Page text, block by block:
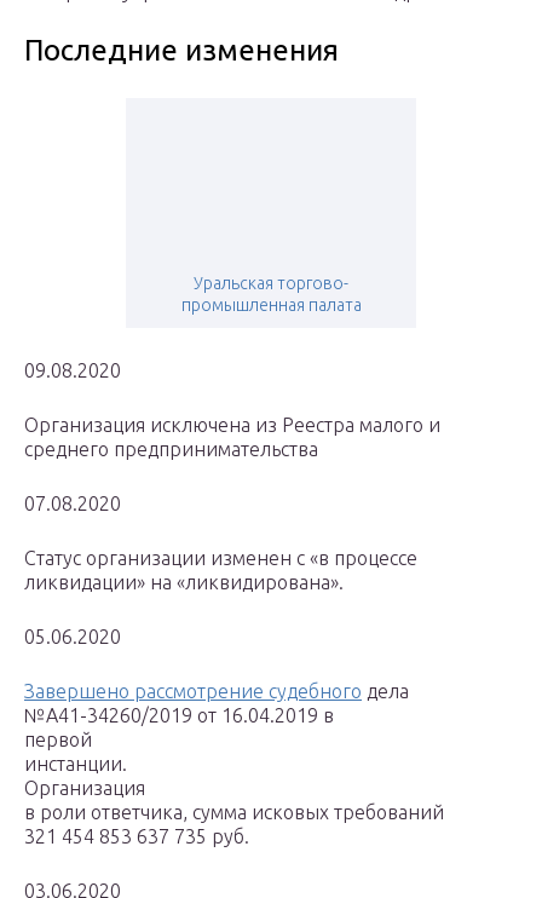
Последние изменения
Уральская торгово-
промышленная палата
09.08.2020
Организация исключена из Реестра малого и
среднего предпринимательства
07.08.2020
Статус организации изменен с «в процессе
ликвидации» на «ликвидирована».
05.06.2020
Завершено рассмотрение судебного дела
№А41-34260/2019 от 16.04.2019 в
первой
инстанции.
Организация
в роли ответчика, сумма исковых требований
321 454 853 637 735 руб.
03.06.2020